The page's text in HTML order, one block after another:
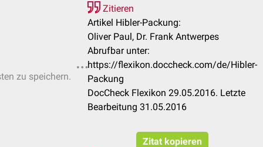
zu speichern.
Zitieren
Artikel Hibler-Packung:
Oliver Paul, Dr. Frank Antwerpes
Abrufbar unter:
https://flexikon.doccheck.com/de/Hibler-
Packung
DocCheck Flexikon 29.05.2016. Letzte
Bearbeitung 31.05.2016
Zitat kopieren